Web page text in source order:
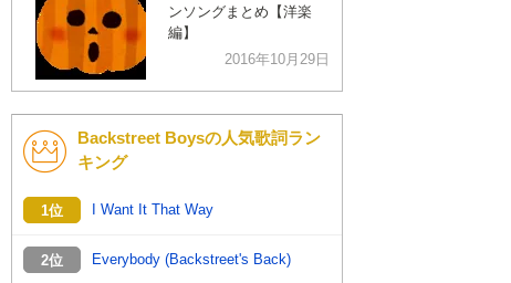
ンソングまとめ【洋楽
編】
2016年10月29日
Backstreet Boysの人気歌詞ラン
キング
1位 I Want It That Way
2位 Everybody (Backstreet's Back)